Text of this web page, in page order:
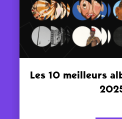
Les 10 meilleurs